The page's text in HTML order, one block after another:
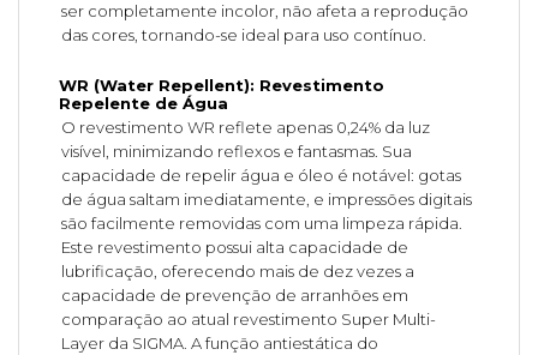
ser completamente incolor, não afeta a reprodução
das cores, tornando-se ideal para uso contínuo.
WR (Water Repellent): Revestimento
Repelente de Água
O revestimento WR reflete apenas 0,24% da luz
visível, minimizando reflexos e fantasmas. Sua
capacidade de repelir água e óleo é notável: gotas
de água saltam imediatamente, e impressões digitais
são facilmente removidas com uma limpeza rápida.
Este revestimento possui alta capacidade de
lubrificação, oferecendo mais de dez vezes a
capacidade de prevenção de arranhões em
comparação ao atual revestimento Super Multi-
Layer da SIGMA. A função antiestática do